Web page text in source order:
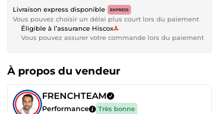
Livraison express disponible EXPRESS
Vous pouvez choisir un délai plus court lors du paiement
Éligible à l’assurance Hiscox
Vous pouvez assurer votre commande lors du paiement
À propos du vendeur
FRENCHTEAM
Performance Très bonne